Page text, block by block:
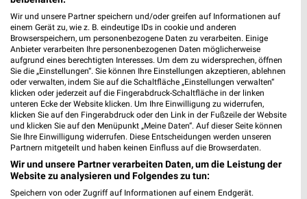
Juwelier Speckmann Filialen & Öffnungszeiten
für Barsinghausen
JYSK Katalog und Prospekte für Stadthagen
Wir und unsere Partner speichern und/oder greifen auf Informationen auf
einem Gerät zu, wie z. B. eindeutige IDs in cookie und anderen
Browserspeichern, um personenbezogene Daten zu verarbeiten. Einige
Anbieter verarbeiten Ihre personenbezogenen Daten möglicherweise
aufgrund eines berechtigten Interesses. Um dem zu widersprechen, öffnen
Sie die „Einstellungen“. Sie können Ihre Einstellungen akzeptieren, ablehnen
oder verwalten, indem Sie auf die Schaltfläche „Einstellungen verwalten“
klicken oder jederzeit auf die Fingerabdruck-Schaltfläche in der linken
unteren Ecke der Website klicken. Um Ihre Einwilligung zu widerrufen,
klicken Sie auf den Fingerabdruck oder den Link in der Fußzeile der Website
und klicken Sie auf den Menüpunkt „Meine Daten“. Auf dieser Seite können
Sie Ihre Einwilligung widerrufen. Diese Entscheidungen werden unseren
Partnern mitgeteilt und haben keinen Einfluss auf die Browserdaten.
Wir und unsere Partner verarbeiten Daten, um die Leistung der
Website zu analysieren und Folgendes zu tun:
Speichern von oder Zugriff auf Informationen auf einem Endgerät.